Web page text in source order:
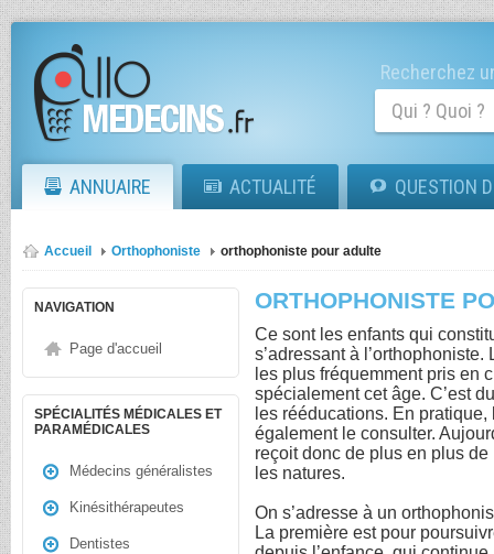
Recherchez
ANNUAIRE ACTUALITÉ QUESTION
Accueil Orthophoniste orthophoniste pour adulte
NAVIGATION
Page d'accueil
SPÉCIALITÉS MÉDICALES ET
PARAMÉDICALES
Médecins généralistes
Kinésithérapeutes
Dentistes
ORTHOPHONISTE
Ce sont les enfants qui
s’adressant à
les plus fréquemment pris en
spécialement cet âge. C’est
les rééducations. En
également le consulter.
reçoit donc de plus en plus
les natures.
On s’adresse à un
La première est pour